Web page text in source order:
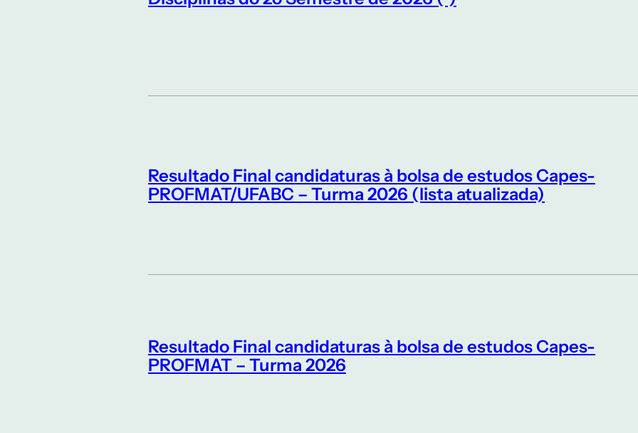
Resultado Final candidaturas à bolsa de estudos Capes-
PROFMAT/UFABC – Turma 2026 (lista atualizada)
Resultado Final candidaturas à bolsa de estudos Capes-
PROFMAT – Turma 2026